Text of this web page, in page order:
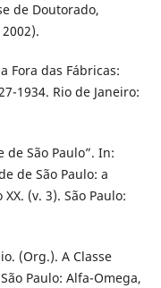
de Doutorado,
Fora das Fábricas:
1934. Rio de Janeiro:
de São Paulo”. In:
de São Paulo: a
(v. 3). São Paulo:
(Org.). A Classe
Paulo: Alfa-Omega,